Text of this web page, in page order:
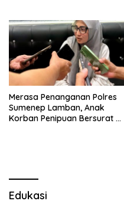
Merasa Penanganan Polres
Sumenep Lamban, Anak
Korban Penipuan Bersurat ke
Edukasi